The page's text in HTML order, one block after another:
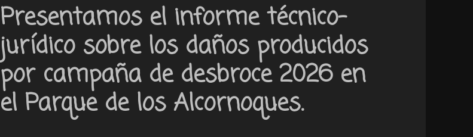
Presentamos el informe técnico-
jurídico sobre los daños producidos
por campaña de desbroce 2026 en
el Parque de los Alcornoques.